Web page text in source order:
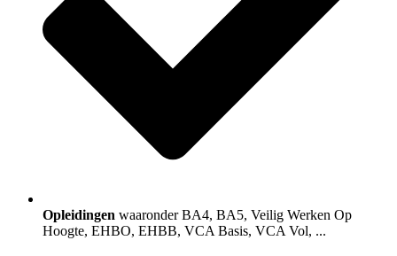
Opleidingen waaronder BA4, BA5, Veilig Werken Op
Hoogte, EHBO, EHBB, VCA Basis, VCA Vol, ...